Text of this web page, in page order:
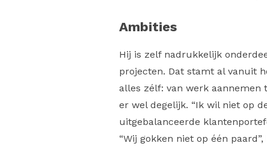
Ambities
Hij is zelf nadrukkelijk
projecten. Dat stamt al vanuit
alles zélf: van werk aannemen
er wel degelijk. “Ik wil niet op
uitgebalanceerde
“Wij gokken niet op één